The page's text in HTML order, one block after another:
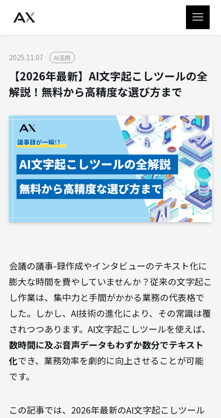
2025.11.07 AI活用
【2026年最新】AI文字起こしツールの全
解説！無料から高精度な選び方まで
会議の議事-録作成やインタビューのテキスト化に
膨大な時間を費やしていませんか？従来の文字起こ
し作業は、集中力と手間がかかる業務の代表格で
した。しかし、AI技術の進化により、その常識は覆
されつつあります。AI文字起こしツールを使えば、
数時間に及ぶ音声データもわずか数分でテキスト
化でき、業務効率を劇的に向上させることが可能
です。
この記事では、2026年最新のAI文字起こしツール